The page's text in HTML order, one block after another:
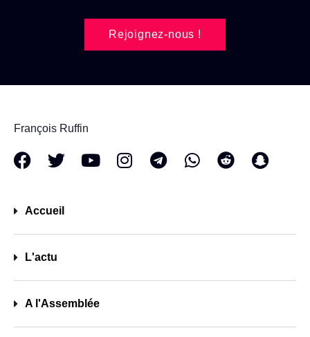
Rejoignez-nous !
François Ruffin
Accueil
L'actu
A l'Assemblée